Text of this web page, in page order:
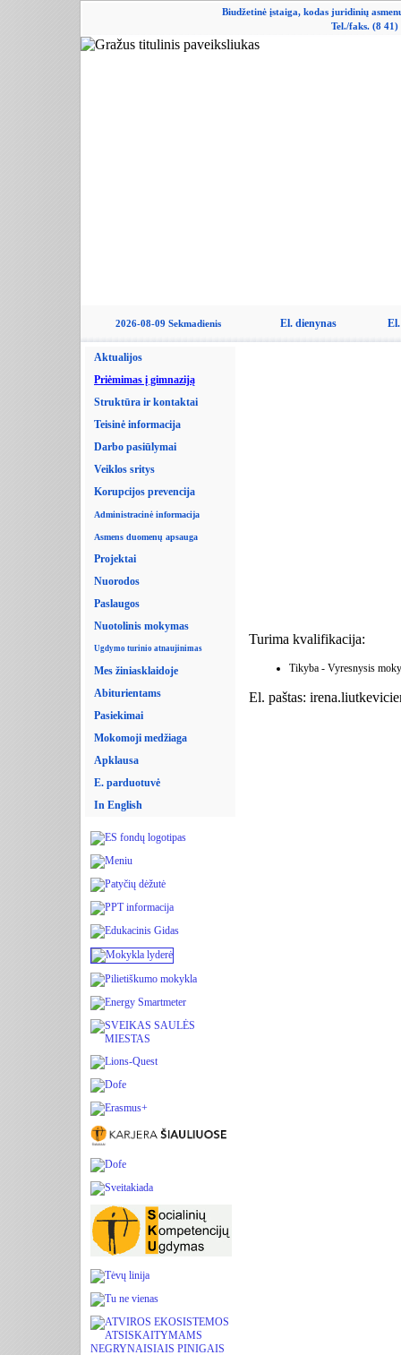
Biudžetinė įstaiga, kodas juridinių
Tel./faks. (8
2026-08-09 Sekmadienis El. dienynas
Aktualijos
Priėmimas į gimnaziją
Struktūra ir kontaktai
Teisinė informacija
Darbo pasiūlymai
Veiklos sritys
Korupcijos prevencija
Administracinė informacija
Asmens duomenų apsauga
Projektai
Nuorodos
Paslaugos
Nuotolinis mokymas
Ugdymo turinio atnaujinimas
Mes žiniasklaidoje
Abiturientams
Pasiekimai
Mokomoji medžiaga
Apklausa
E. parduotuvė
In English
Turima kvalifikacija:
Tikyba - Vyresnysis
El. paštas: